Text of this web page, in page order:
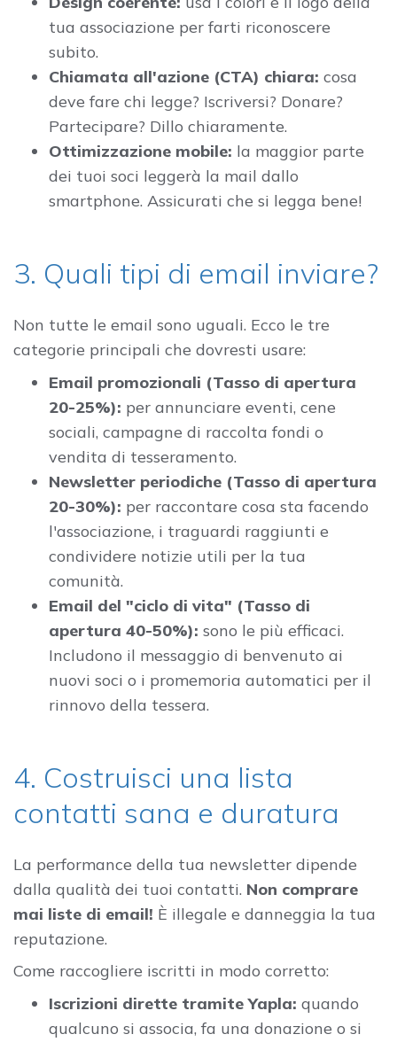
tua associazione per farti riconoscere
subito.
Chiamata all'azione (CTA) chiara: cosa
deve fare chi legge? Iscriversi? Donare?
Partecipare? Dillo chiaramente.
Ottimizzazione mobile: la maggior parte
dei tuoi soci leggerà la mail dallo
smartphone. Assicurati che si legga bene!
3. Quali tipi di email inviare?
Non tutte le email sono uguali. Ecco le tre
categorie principali che dovresti usare:
Email promozionali (Tasso di apertura
20-25%): per annunciare eventi, cene
sociali, campagne di raccolta fondi o
vendita di tesseramento.
Newsletter periodiche (Tasso di apertura
20-30%): per raccontare cosa sta facendo
l'associazione, i traguardi raggiunti e
condividere notizie utili per la tua
comunità.
Email del "ciclo di vita" (Tasso di
apertura 40-50%): sono le più efficaci.
Includono il messaggio di benvenuto ai
nuovi soci o i promemoria automatici per il
rinnovo della tessera.
4. Costruisci una lista
contatti sana e duratura
La performance della tua newsletter dipende
dalla qualità dei tuoi contatti. Non comprare
mai liste di email! È illegale e danneggia la tua
reputazione.
Come raccogliere iscritti in modo corretto:
Iscrizioni dirette tramite Yapla: quando
qualcuno si associa, fa una donazione o si